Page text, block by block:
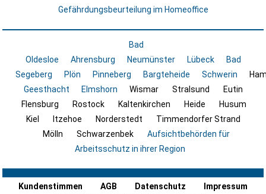
Gefährdungsbeurteilung im Homeoffice
Bad
Oldesloe
Ahrensburg Neumünster Lübeck
Bad
Segeberg
Plön Pinneberg Bargteheide Schwerin
Geesthacht
Elmshorn Wismar Stralsund
Eutin
Flensburg
Rostock Kaltenkirchen Heide
Husum
Kiel
Itzehoe Norderstedt
Timmendorfer Strand
Mölln
Schwarzenbek
Aufsichtbehörden für
Arbeitsschutz in ihrer Region
Kundenstimmen AGB Datenschutz Impressum